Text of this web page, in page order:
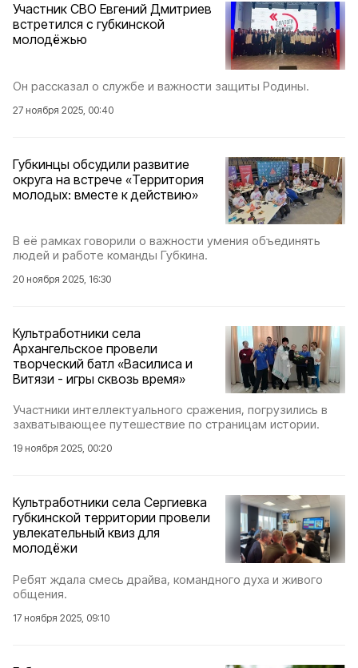
Участник СВО Евгений Дмитриев
встретился с губкинской
молодёжью
Он рассказал о службе и важности защиты Родины.
27 ноября 2025, 00:40
Губкинцы обсудили развитие
округа на встрече «Территория
молодых: вместе к действию»
В её рамках говорили о важности умения объединять
людей и работе команды Губкина.
20 ноября 2025, 16:30
Культработники села
Архангельское провели
творческий батл «Василиса и
Витязи - игры сквозь время»
Участники интеллектуального сражения, погрузились в
захватывающее путешествие по страницам истории.
19 ноября 2025, 00:20
Культработники села Сергиевка
губкинской территории провели
увлекательный квиз для
молодёжи
Ребят ждала смесь драйва, командного духа и живого
общения.
17 ноября 2025, 09:10